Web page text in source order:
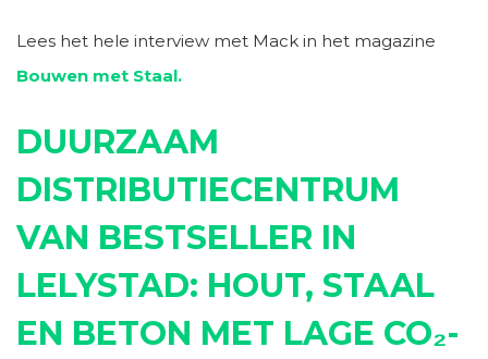
Lees het hele interview met Mack in het magazine
Bouwen met Staal.
DUURZAAM
DISTRIBUTIECENTRUM
VAN BESTSELLER IN
LELYSTAD: HOUT, STAAL
EN BETON MET LAGE CO₂-